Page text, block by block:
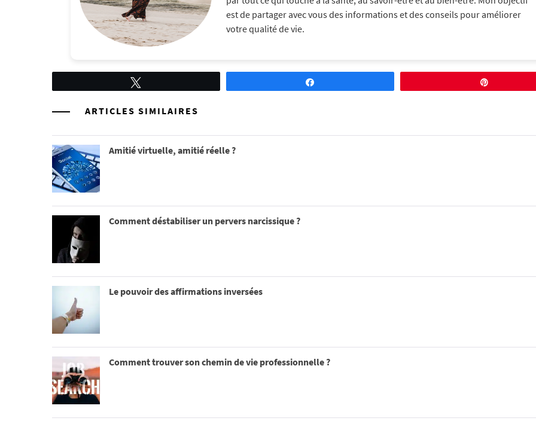
est de partager avec vous des informations et des conseils pour améliorer
votre qualité de vie.​
ARTICLES SIMILAIRES
Amitié virtuelle, amitié réelle ?
Comment déstabiliser un pervers narcissique ?
Le pouvoir des affirmations inversées
Comment trouver son chemin de vie professionnelle ?